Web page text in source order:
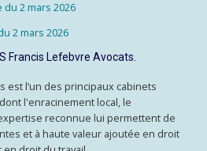
2 mars 2026
2 mars 2026
Francis Lefebvre Avocats.
est l’un des principaux cabinets
l'enracinement local, le
reconnue lui permettent de
et à haute valeur ajoutée en droit